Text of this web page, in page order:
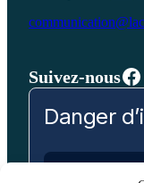
Suivez-nous
Danger